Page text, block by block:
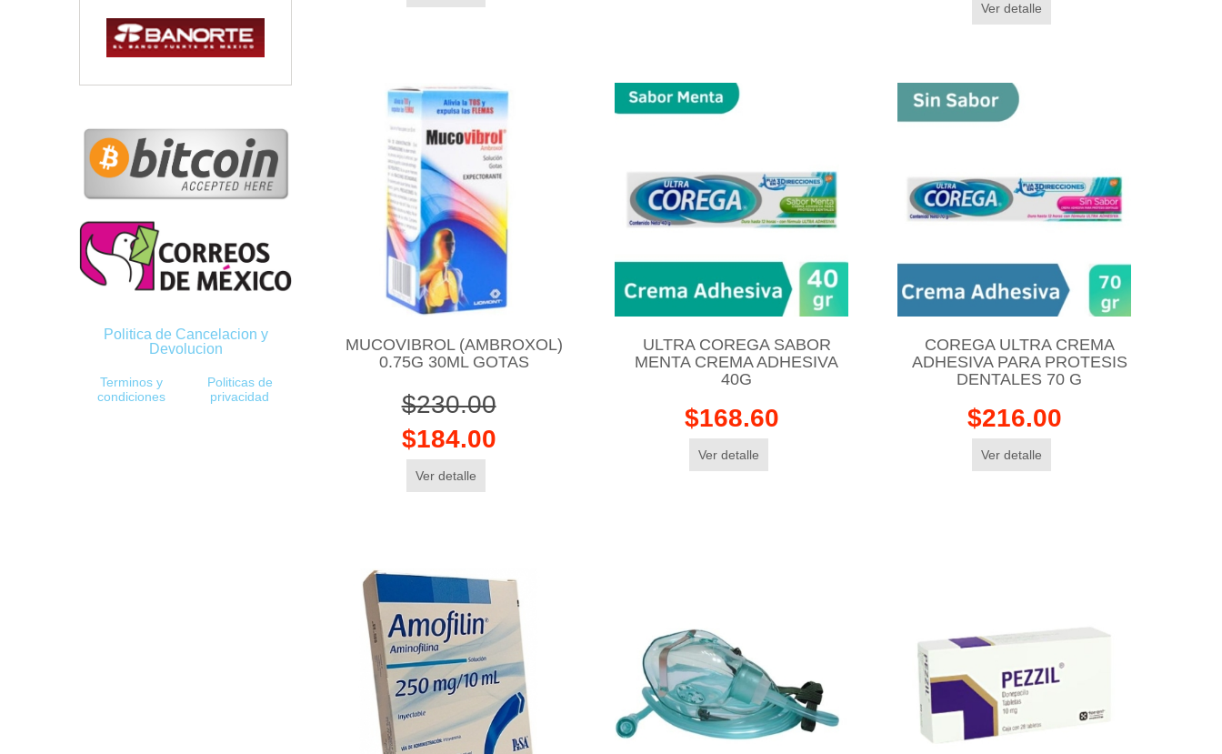
Politica de Cancelacion y
Devolucion
Terminos y
condiciones
Politicas de
privacidad
Ver detalle
MUCOVIBROL (AMBROXOL)
0.75G 30ML GOTAS
$230.00
$184.00
Ver detalle
ULTRA COREGA SABOR
MENTA CREMA ADHESIVA
40G
$168.60
Ver detalle
COREGA ULTRA CREMA
ADHESIVA PARA PROTESIS
DENTALES 70 G
$216.00
Ver detalle